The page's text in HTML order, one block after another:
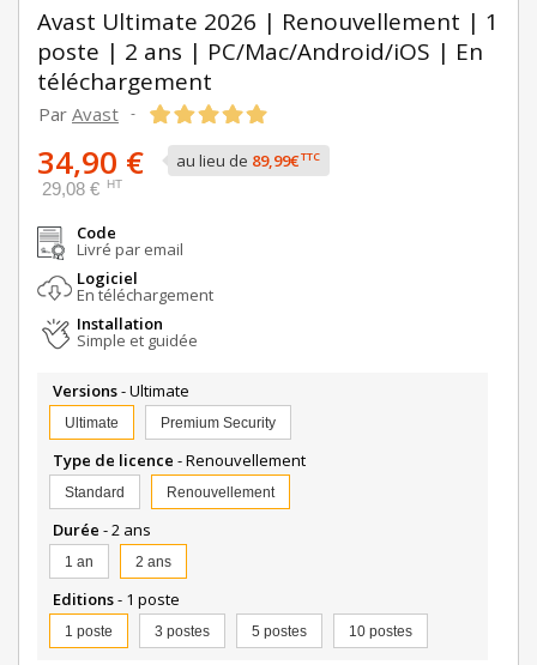
Avast Ultimate 2026 | Renouvellement | 1
poste | 2 ans | PC/Mac/Android/iOS | En
téléchargement
Par Avast -
34,90 € au lieu de 89,99€TTC
29,08 € HT
Code
Livré par email
Logiciel
En téléchargement
Installation
Simple et guidée
Versions- Ultimate
Ultimate Premium Security
Type de licence - Renouvellement
Standard Renouvellement
Durée - 2 ans
1 an 2 ans
Editions- 1 poste
1 poste 3 postes 5 postes 10 postes